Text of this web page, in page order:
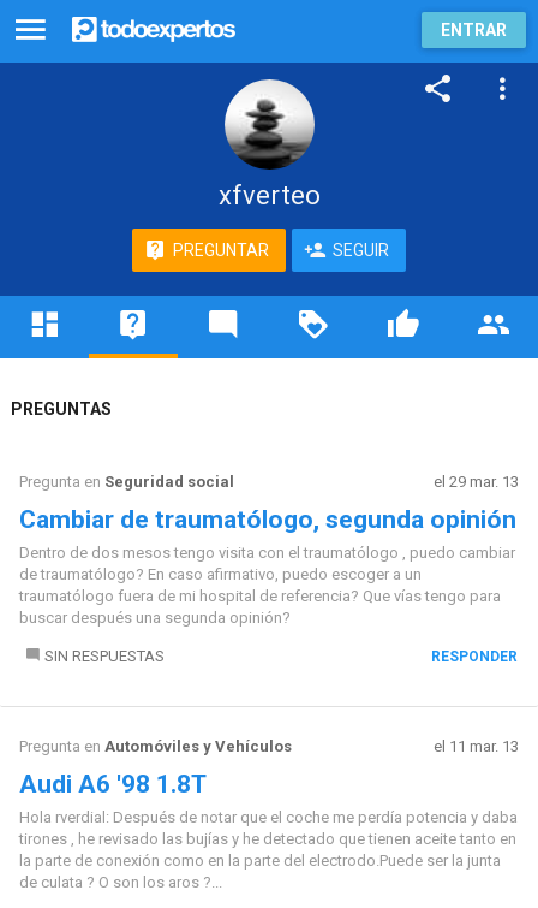
ENTRAR
xfverteo
PREGUNTAR SEGUIR
PREGUNTAS
Pregunta en Seguridad social el 29 mar. 13
Cambiar de traumatólogo, segunda opinión
Dentro de dos mesos tengo visita con el traumatólogo , puedo cambiar
de traumatólogo? En caso afirmativo, puedo escoger a un
traumatólogo fuera de mi hospital de referencia? Que vías tengo para
buscar después una segunda opinión?
SIN RESPUESTAS RESPONDER
Pregunta en Automóviles y Vehículos el 11 mar. 13
Audi A6 '98 1.8T
Hola rverdial: Después de notar que el coche me perdía potencia y daba
tirones , he revisado las bujías y he detectado que tienen aceite tanto en
la parte de conexión como en la parte del electrodo.Puede ser la junta
de culata ? O son los aros ?...